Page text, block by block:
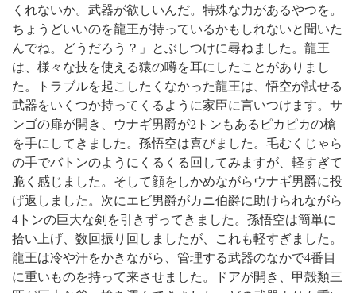
くれないか。武器が欲しいんだ。特殊な力があるやつを。
ちょうどいいのを龍王が持っているかもしれないと聞いた
んでね。どうだろう？」とぶしつけに尋ねました。 龍王
は、様々な技を使える猿の噂を耳にしたことがありまし
た。トラブルを起こしたくなかった龍王は、悟空が試せる
武器をいくつか持ってくるように家臣に言いつけます。 サ
ンゴの扉が開き、ウナギ男爵が2トンもあるピカピカの槍
を手にしてきました。孫悟空は喜びました。毛むくじゃら
の手でバトンのようにくるくる回してみますが、軽すぎて
脆く感じました。そして顔をしかめながらウナギ男爵に投
げ返しました。 次にエビ男爵がカニ伯爵に助けられながら
4トンの巨大な剣を引きずってきました。孫悟空は簡単に
拾い上げ、数回振り回しましたが、これも軽すぎました。
龍王は冷や汗をかきながら、管理する武器のなかで4番目
に重いものを持って来させました。
ドアが開き、甲殻類三